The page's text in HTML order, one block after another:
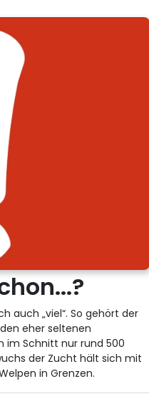
auch „viel“. So gehört der
eher seltenen
im Schnitt nur rund 500
der Zucht hält sich mit
in Grenzen.